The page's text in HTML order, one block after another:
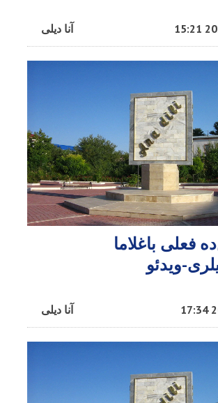
آنا دیلی
فعلی باغلاما
ویدئو
آنا دیلی